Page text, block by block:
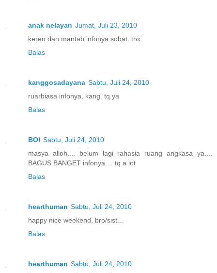
anak nelayan Jumat, Juli 23, 2010
keren dan mantab infonya sobat..thx
Balas
kanggosadayana Sabtu, Juli 24, 2010
ruarbiasa infonya, kang. tq ya
Balas
BOI Sabtu, Juli 24, 2010
masya alloh.... belum lagi rahasia ruang angkasa ya....
BAGUS BANGET infonya.... tq a lot
Balas
hearthuman Sabtu, Juli 24, 2010
happy nice weekend, bro/sist...
Balas
hearthuman Sabtu, Juli 24, 2010